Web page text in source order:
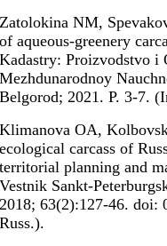
Zatolokina NM,
of aqueous-greenery
Kadastry: Proizvodstvo i
Mezhdunarodnoy
Belgorod; 2021. P. 3-7.
Klimanova OA,
ecological carcass of
territorial planning and
Vestnik Sankt-
2018; 63(2):127-46. doi:
Russ.).